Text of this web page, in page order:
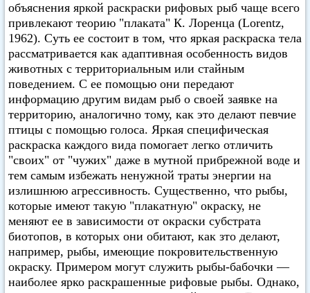
объяснения яркой раскраски рифовых рыб чаще всего
привлекают теорию "плаката" К. Лоренца (Lorentz,
1962). Суть ее состоит в том, что яркая раскраска тела
рассматривается как адаптивная особенность видов
животных с территориальным или стайным
поведением. С ее помощью они передают
информацию другим видам рыб о своей заявке на
территорию, аналогично тому, как это делают певчие
птицы с помощью голоса. Яркая специфическая
раскраска каждого вида помогает легко отличить
"своих" от "чужих" даже в мутной прибрежной воде и
тем самым избежать ненужной траты энергии на
излишнюю агрессивность. Существенно, что рыбы,
которые имеют такую "плакатную" окраску, не
меняют ее в зависимости от окраски субстрата
биотопов, в которых они обитают, как зто делают,
например, рыбы, имеющие покровительственную
окраску. Примером могут служить рыбы-бабочки —
наиболее ярко раскрашенные рифовые рыбы. Однако,